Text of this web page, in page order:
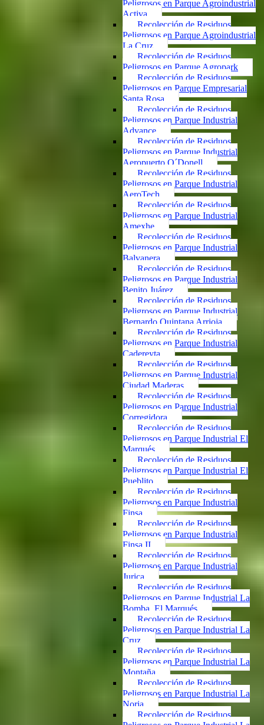
Peligrosos en Parque Agroindustrial
Activa
Recolección de Residuos
Peligrosos en Parque Agroindustrial
La Cruz
Recolección de Residuos
Peligrosos en Parque Agropark
Recolección de Residuos
Peligrosos en Parque Empresarial
Santa Rosa
Recolección de Residuos
Peligrosos en Parque Industrial
Advance
Recolección de Residuos
Peligrosos en Parque Industrial
Aeropuerto O´Donell
Recolección de Residuos
Peligrosos en Parque Industrial
AeroTech
Recolección de Residuos
Peligrosos en Parque Industrial
Amexhe
Recolección de Residuos
Peligrosos en Parque Industrial
Balvanera
Recolección de Residuos
Peligrosos en Parque Industrial
Benito Juárez
Recolección de Residuos
Peligrosos en Parque Industrial
Bernardo Quintana Arrioja
Recolección de Residuos
Peligrosos en Parque Industrial
Cadereyta
Recolección de Residuos
Peligrosos en Parque Industrial
Ciudad Maderas
Recolección de Residuos
Peligrosos en Parque Industrial
Corregidora
Recolección de Residuos
Peligrosos en Parque Industrial El
Marqués
Recolección de Residuos
Peligrosos en Parque Industrial El
Pueblito
Recolección de Residuos
Peligrosos en Parque Industrial
Finsa
Recolección de Residuos
Peligrosos en Parque Industrial
Finsa II
Recolección de Residuos
Peligrosos en Parque Industrial
Jurica
Recolección de Residuos
Peligrosos en Parque Industrial La
Bomba, El Marqués
Recolección de Residuos
Peligrosos en Parque Industrial La
Cruz
Recolección de Residuos
Peligrosos en Parque Industrial La
Montaña
Recolección de Residuos
Peligrosos en Parque Industrial La
Noria
Recolección de Residuos